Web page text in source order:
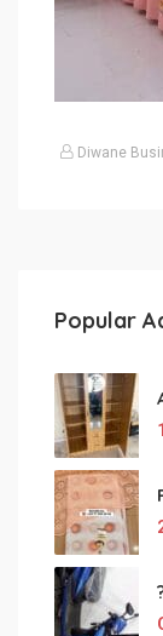
Diwane
Popular